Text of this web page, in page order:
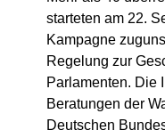
starteten am 22.
Kampagne
Regelung zur
Parlamenten. Die
Beratungen der
Deutschen